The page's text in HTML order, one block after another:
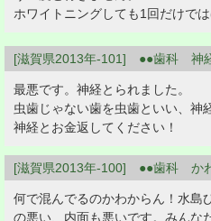
ホワイトニングしても1回だけで
[滋賀県2013年-101] ●●歯科 神
最悪です。神経とられました。
虫歯じゃない歯を虫歯といい、神
神経とお金返してください！
[滋賀県2013年-100] ●●歯科 か
何で混んでるのかわからん！水島
の悪い、内面も悪いです。みんな